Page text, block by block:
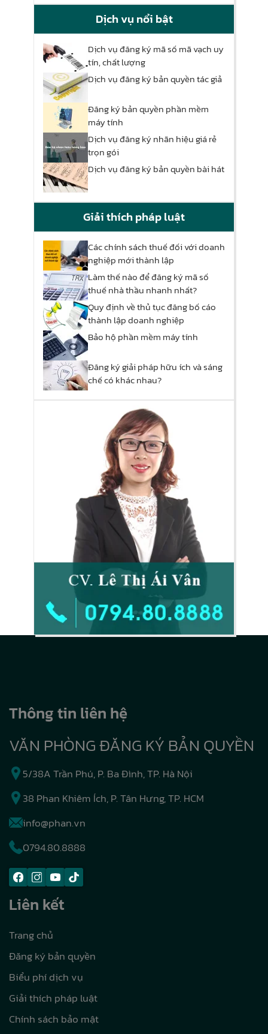
Dịch vụ nổi bật
Dịch vụ đăng ký mã số mã vạch uy
tín, chất lượng
Dịch vụ đăng ký bản quyền tác giả
Đăng ký bản quyền phần mềm
máy tính
Dịch vụ đăng ký nhãn hiệu giá rẻ
trọn gói
Dịch vụ đăng ký bản quyền bài hát
Giải thích pháp luật
Các chính sách thuế đối với doanh
nghiệp mới thành lập
Làm thế nào để đăng ký mã số
thuế nhà thầu nhanh nhất?
Quy định về thủ tục đăng bố cáo
thành lập doanh nghiệp
Bảo hộ phần mềm máy tính
Đăng ký giải pháp hữu ích và sáng
chế có khác nhau?
Thông tin liên hệ
VĂN PHÒNG ĐĂNG KÝ BẢN QUYỀN
5/38A Trần Phú, P. Ba Đình, TP. Hà Nội
38 Phan Khiêm Ích, P. Tân Hưng, TP. HCM
info@phan.vn
0794.80.8888
Liên kết
Trang chủ
Đăng ký bản quyền
Biểu phí dịch vụ
Giải thích pháp luật
Chính sách bảo mật